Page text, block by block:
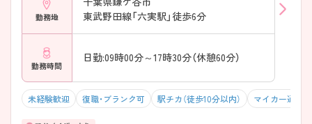
勤務地
東武野田線「六実駅」徒歩6分
勤務時間
日勤:09時00分～17時30分（休憩60分）
未経験歓迎 復職・ブランク可 駅チカ（徒歩10分以内） マイカー通勤